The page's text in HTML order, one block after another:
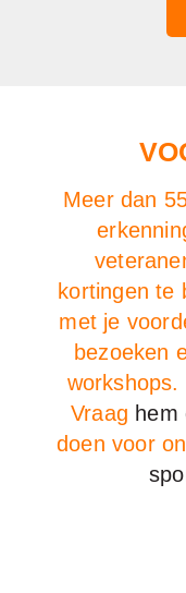
Meer dan
kortingen te
met je
bezoeken
Vraag hem
doen voor